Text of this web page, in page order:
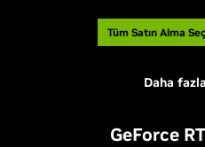
Tüm Satın Alma
Daha
GeForce